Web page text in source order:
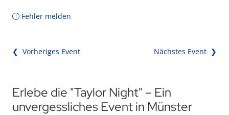
Fehler melden
❮ Vorheriges Event Nächstes Event ❯
Erlebe die "Taylor Night" – Ein
unvergessliches Event in Münster